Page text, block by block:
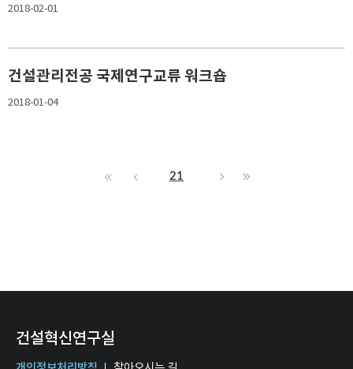
2018-02-01
건설관리전공 국제연구교류 워크숍
2018-01-04
21
건설혁신연구실